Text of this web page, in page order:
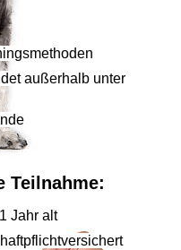
außerhalb unter
Teilnahme:
Jahr alt